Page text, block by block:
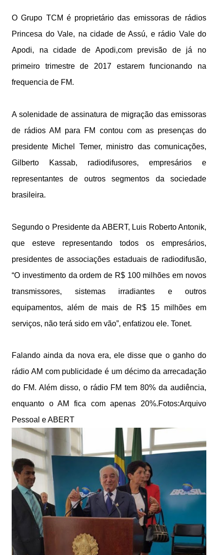
O Grupo TCM é proprietário das emissoras de rádios
Princesa do Vale, na cidade de Assú, e rádio Vale do
Apodi, na cidade de Apodi,com previsão de já no
primeiro trimestre de 2017 estarem funcionando na
frequencia de FM.
A solenidade de assinatura de migração das emissoras
de rádios AM para FM contou com as presenças do
presidente Michel Temer, ministro das comunicações,
Gilberto Kassab, radiodifusores, empresários e
representantes de outros segmentos da sociedade
brasileira.
Segundo o Presidente da ABERT, Luis Roberto Antonik,
que esteve representando todos os empresários,
presidentes de associações estaduais de radiodifusão,
“O investimento da ordem de R$ 100 milhões em novos
transmissores, sistemas irradiantes e outros
equipamentos, além de mais de R$ 15 milhões em
serviços, não terá sido em vão”, enfatizou ele. Tonet.
Falando ainda da nova era, ele disse que o ganho do
rádio AM com publicidade é um décimo da arrecadação
do FM. Além disso, o rádio FM tem 80% da audiência,
enquanto o AM fica com apenas 20%.Fotos:Arquivo
Pessoal e ABERT